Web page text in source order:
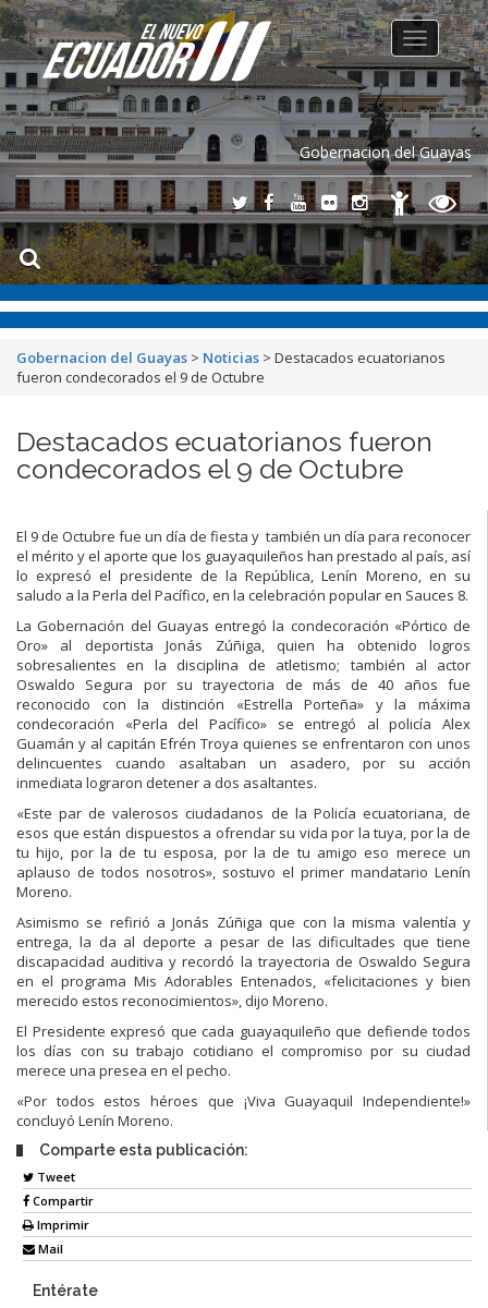
Gobernacion del Guayas
Toggle
navigation
Gobernacion del Guayas > Noticias > Destacados ecuatorianos
fueron condecorados el 9 de Octubre
Destacados ecuatorianos fueron
condecorados el 9 de Octubre
El 9 de Octubre fue un día de fiesta y también un día para reconocer
el mérito y el aporte que los guayaquileños han prestado al país, así
lo expresó el presidente de la República, Lenín Moreno, en su
saludo a la Perla del Pacífico, en la celebración popular en Sauces 8.
La Gobernación del Guayas entregó la condecoración «Pórtico de
Oro» al deportista Jonás Zúñiga, quien ha obtenido logros
sobresalientes en la disciplina de atletismo; también al actor
Oswaldo Segura por su trayectoria de más de 40 años fue
reconocido con la distinción «Estrella Porteña» y la máxima
condecoración «Perla del Pacífico» se entregó al policía Alex
Guamán y al capitán Efrén Troya quienes se enfrentaron con unos
delincuentes cuando asaltaban un asadero, por su acción
inmediata lograron detener a dos asaltantes.
«Este par de valerosos ciudadanos de la Policía ecuatoriana, de
esos que están dispuestos a ofrendar su vida por la tuya, por la de
tu hijo, por la de tu esposa, por la de tu amigo eso merece un
aplauso de todos nosotros», sostuvo el primer mandatario Lenín
Moreno.
Asimismo se refirió a Jonás Zúñiga que con la misma valentía y
entrega, la da al deporte a pesar de las dificultades que tiene
discapacidad auditiva y recordó la trayectoria de Oswaldo Segura
en el programa Mis Adorables Entenados, «felicitaciones y bien
merecido estos reconocimientos», dijo Moreno.
El Presidente expresó que cada guayaquileño que defiende todos
los días con su trabajo cotidiano el compromiso por su ciudad
merece una presea en el pecho.
«Por todos estos héroes que ¡Viva Guayaquil Independiente!»
concluyó Lenín Moreno.
Comparte esta publicación:
Tweet
Compartir
Imprimir
Mail
Entérate